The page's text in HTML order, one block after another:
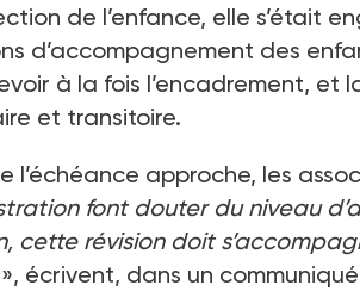
de l’enfance, elle s’était
d’accompagnement des
à la fois l’encadrement, et
et transitoire.
l’échéance approche, les
font douter du niveau
cette révision doit
», écrivent, dans un